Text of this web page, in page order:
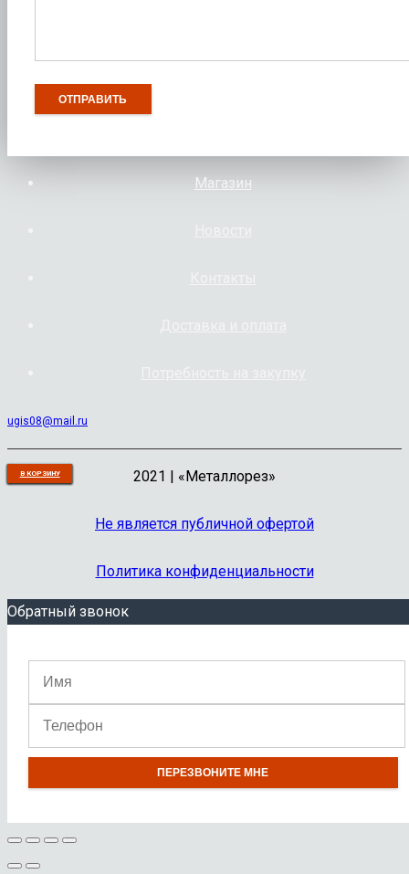
В КОРЗИНУ
В КОРЗИНУ
В КОРЗИНУ
В КОРЗИНУ
В КОРЗИНУ
В КОРЗИНУ
В КОРЗИНУ
В КОРЗИНУ
В КОРЗИНУ
В КОРЗИНУ
Магазин
ugis08@mail.ru
2021 | «Металлорез»
Не является публичной офертой
Политика конфиденциальности
Обратный звонок